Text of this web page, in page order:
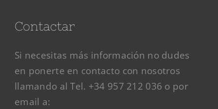
Contactar
Si necesitas más información no dudes
en ponerte en contacto con nosotros
llamando al Tel. +34 957 212 036 o por
email a: